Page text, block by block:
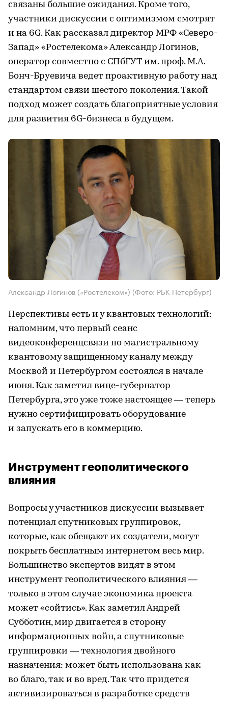
связаны большие ожидания. Кроме того,
участники дискуссии с оптимизмом смотрят
и на 6G. Как рассказал директор МРФ «Северо-
Запад» «Ростелекома» Александр Логинов,
оператор совместно с СПбГУТ им. проф. М.А.
Бонч-Бруевича ведет проактивную работу над
стандартом связи шестого поколения. Такой
подход может создать благоприятные условия
для развития 6G-бизнеса в будущем.
Александр Логинов («Ростелеком») (Фото: РБК Петербург)
Перспективы есть и у квантовых технологий:
напомним, что первый сеанс
видеоконференцсвязи по магистральному
квантовому защищенному каналу между
Москвой и Петербургом состоялся в начале
июня. Как заметил вице-губернатор
Петербурга, это уже тоже настоящее — теперь
нужно сертифицировать оборудование
и запускать его в коммерцию.
Инструмент геополитического
влияния
Вопросы у участников дискуссии вызывает
потенциал спутниковых группировок,
которые, как обещают их создатели, могут
покрыть бесплатным интернетом весь мир.
Большинство экспертов видят в этом
инструмент геополитического влияния —
только в этом случае экономика проекта
может «сойтись». Как заметил Андрей
Субботин, мир двигается в сторону
информационных войн, а спутниковые
группировки — технология двойного
назначения: может быть использована как
во благо, так и во вред. Так что придется
активизироваться в разработке средств